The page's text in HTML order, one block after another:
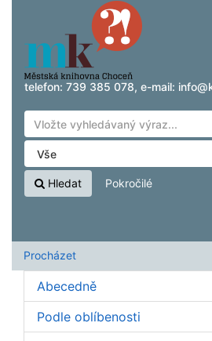
Přeskočit na obsah
telefon: 739 385 078, e-mail:
Hledat Pokročilé
Procházet
Abecedně
Podle oblíbenosti